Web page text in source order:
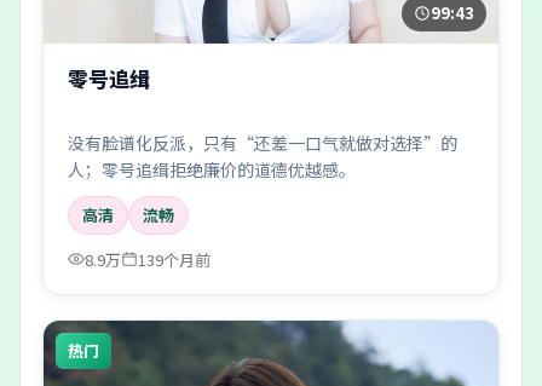
99:43
零号追缉
没有脸谱化反派，只有“还差一口气就做对选择”的
人；零号追缉拒绝廉价的道德优越感。
高清
流畅
8.9万
139个月前
热门